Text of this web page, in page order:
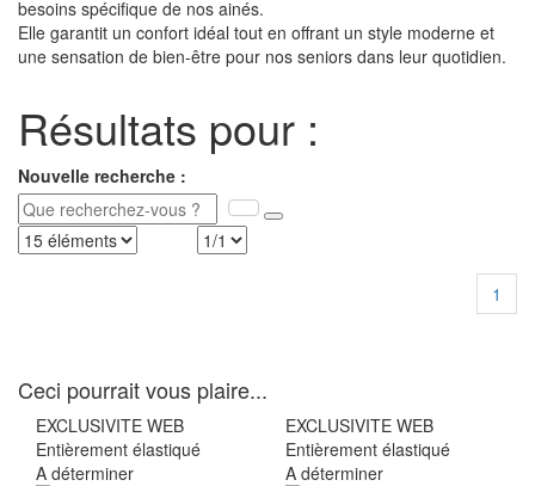
besoins spécifique de nos ainés.
Elle garantit un confort idéal tout en offrant un style moderne et
une sensation de bien-être pour nos seniors dans leur quotidien.
Résultats pour :
Nouvelle recherche :
1
Ceci pourrait vous plaire...
EXCLUSIVITE WEB
Entièrement élastiqué
A déterminer
EXCLUSIVITE WEB
Entièrement élastiqué
A déterminer